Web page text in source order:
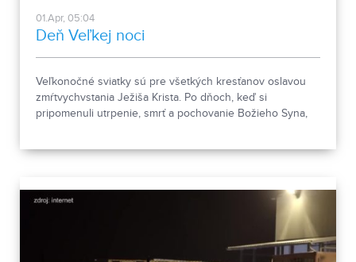
01.Apr, 05:04
Deň Veľkej noci
Veľkonočné sviatky sú pre všetkých kresťanov oslavou
zmŕtvychvstania Ježiša Krista. Po dňoch, keď si
pripomenuli utrpenie, smrť a pochovanie Božieho Syna,